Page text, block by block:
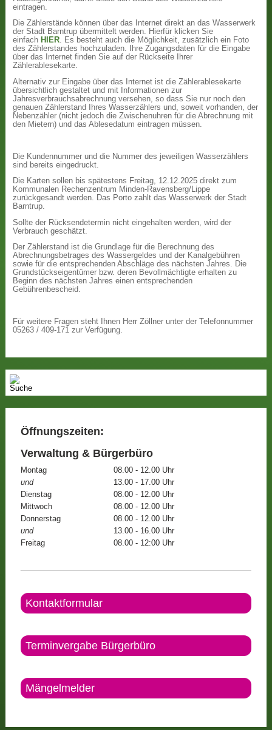
eintragen.
Die Zählerstände können über das Internet direkt an das Wasserwerk
der Stadt Barntrup übermittelt werden. Hierfür klicken Sie
einfach HIER. Es besteht auch die Möglichkeit, zusätzlich ein Foto
des Zählerstandes hochzuladen. Ihre Zugangsdaten für die Eingabe
über das Internet finden Sie auf der Rückseite Ihrer
Zählerablesekarte.
Alternativ zur Eingabe über das Internet ist die Zählerablesekarte
übersichtlich gestaltet und mit Informationen zur
Jahresverbrauchsabrechnung versehen, so dass Sie nur noch den
genauen Zählerstand Ihres Wasserzählers und, soweit vorhanden, der
Nebenzähler (nicht jedoch die Zwischenuhren für die Abrechnung mit
den Mietern) und das Ablesedatum eintragen müssen.
Die Kundennummer und die Nummer des jeweiligen Wasserzählers
sind bereits eingedruckt.
Die Karten sollen bis spätestens Freitag, 12.12.2025 direkt zum
Kommunalen Rechenzentrum Minden-Ravensberg/Lippe
zurückgesandt werden. Das Porto zahlt das Wasserwerk der Stadt
Barntrup.
Sollte der Rücksendetermin nicht eingehalten werden, wird der
Verbrauch geschätzt.
Der Zählerstand ist die Grundlage für die Berechnung des
Abrechnungsbetrages des Wassergeldes und der Kanalgebühren
sowie für die entsprechenden Abschläge des nächsten Jahres. Die
Grundstückseigentümer bzw. deren Bevollmächtigte erhalten zu
Beginn des nächsten Jahres einen entsprechenden
Gebührenbescheid.
Für weitere Fragen steht Ihnen Herr Zöllner unter der Telefonnummer
05263 / 409-171 zur Verfügung.
Öffnungszeiten:
Verwaltung & Bürgerbüro
Montag
08.00 - 12.00 Uhr
und
13.00 - 17.00 Uhr
Dienstag
08.00 - 12.00 Uhr
Mittwoch
08.00 - 12.00 Uhr
Donnerstag
08.00 - 12.00 Uhr
und
13.00 - 16.00 Uhr
Freitag
08.00 - 12:00 Uhr
Kontaktformular
Terminvergabe Bürgerbüro
Mängelmelder